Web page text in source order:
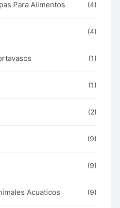
Para Alimentos (4)
(4)
(1)
(1)
(2)
(9)
(9)
Acuaticos (9)